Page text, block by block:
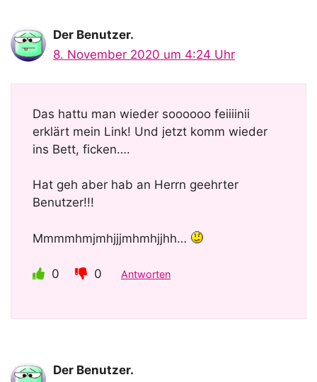
Der Benutzer.
8. November 2020 um 4:24 Uhr
Das hattu man wieder soooooo feiiiinii
erklärt mein Link! Und jetzt komm wieder
ins Bett, ficken….
Hat geh aber hab an Herrn geehrter
Benutzer!!!
Mmmmhmjmhjjjmhmhjjhh…
0 0 Antworten
Der Benutzer.